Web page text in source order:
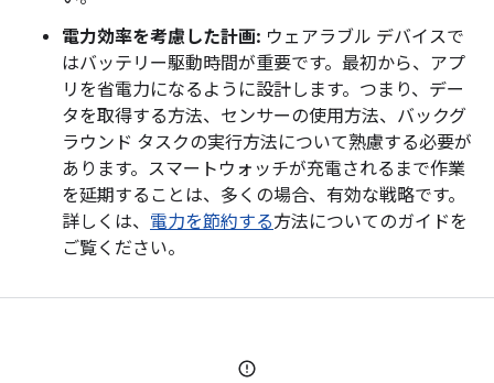
電力効率を考慮した計画: ウェアラブル デバイスで
はバッテリー駆動時間が重要です。最初から、アプ
リを省電力になるように設計します。つまり、デー
タを取得する方法、センサーの使用方法、バックグ
ラウンド タスクの実行方法について熟慮する必要が
あります。スマートウォッチが充電されるまで作業
を延期することは、多くの場合、有効な戦略です。
詳しくは、 電力を節約する方法についてのガイドを
ご覧ください。